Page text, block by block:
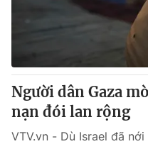
Người dân Gaza
nạn đói lan rộng
VTV.vn - Dù Israel đã